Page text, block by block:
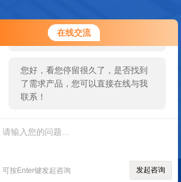
在线交流
您好！欢迎前来咨询，很高兴为您
服务，请问您要咨询什么问题呢？
您好，看您停留很久了，是否找到
了需求产品，您可以直接在线与我
联系！
可按Enter键发起咨询 发起咨询
扫码加微信